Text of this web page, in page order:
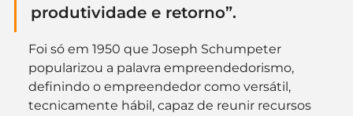
produtividade e retorno”.
Foi só em 1950 que Joseph Schumpeter
popularizou a palavra empreendedorismo,
definindo o empreendedor como versátil,
tecnicamente hábil, capaz de reunir recursos